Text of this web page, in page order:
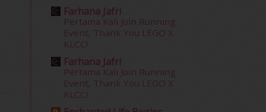
Farhana Jafri
Pertama Kali Join Running
Event, Thank You LEGO X
KLCC!
Farhana Jafri
Pertama Kali Join Running
Event, Thank You LEGO X
KLCC!